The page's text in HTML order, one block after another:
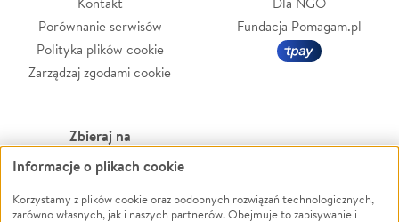
Porównanie serwisów
Polityka plików cookie
Zarządzaj zgodami cookie
Fundacja Pomagam.pl
Zbieraj na
Leczenie
Zwierzęta
Powódź
Informacje o plikach cookie
Korzystamy z plików cookie oraz podobnych rozwiązań technologicznych,
zarówno własnych, jak i naszych partnerów. Obejmuje to zapisywanie i